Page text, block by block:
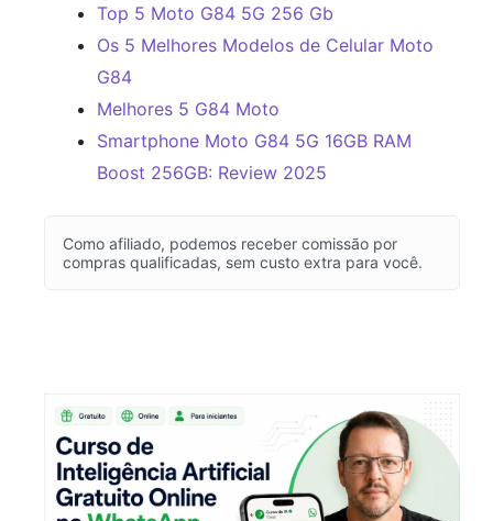
Top 5 Moto G84 5G 256 Gb
Os 5 Melhores Modelos de Celular Moto
G84
Melhores 5 G84 Moto
Smartphone Moto G84 5G 16GB RAM
Boost 256GB: Review 2025
Como afiliado, podemos receber comissão por
compras qualificadas, sem custo extra para você.